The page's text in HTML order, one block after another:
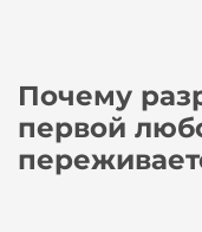
Почему
первой